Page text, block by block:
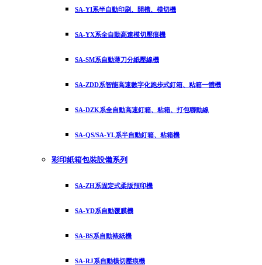
SA-YI系半自動印刷、開槽、模切機
SA-YX系全自動高速模切壓痕機
SA-SM系自動薄刀分紙壓線機
SA-ZDD系智能高速數字化跑步式釘箱、粘箱一體機
SA-DZK系全自動高速釘箱、粘箱、打包聯動線
SA-QS/SA-YL系半自動釘箱、粘箱機
彩印紙箱包裝設備系列
SA-ZH系固定式柔版預印機
SA-YD系自動覆膜機
SA-BS系自動裱紙機
SA-RJ系自動模切壓痕機